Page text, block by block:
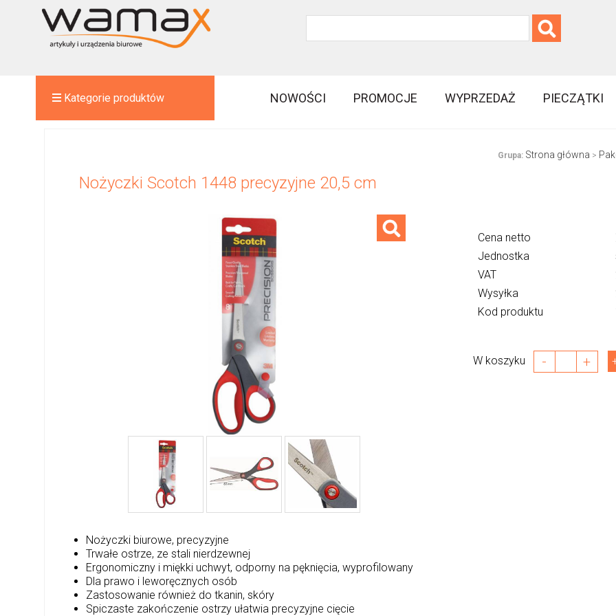
Kategorie produktów NOWOŚCI PROMOCJE WYPRZEDAŻ PIECZĄTKI
Grupa: Strona główna >
Nożyczki Scotch 1448 precyzyjne 20,5 cm
Cena netto
Jednostka
VAT
Wysyłka
Kod produktu
W koszyku - +
Nożyczki biurowe, precyzyjne
Trwałe ostrze, ze stali nierdzewnej
Ergonomiczny i miękki uchwyt, odporny na pęknięcia, wyprofilowany
Dla prawo i leworęcznych osób
Zastosowanie również do tkanin, skóry
Spiczaste zakończenie ostrzy ułatwia precyzyjne cięcie